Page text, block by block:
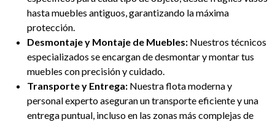
hasta muebles antiguos, garantizando la máxima
protección.
Desmontaje y Montaje de Muebles: Nuestros técnicos
especializados se encargan de desmontar y montar tus
muebles con precisión y cuidado.
Transporte y Entrega: Nuestra flota moderna y
personal experto aseguran un transporte eficiente y una
entrega puntual, incluso en las zonas más complejas de